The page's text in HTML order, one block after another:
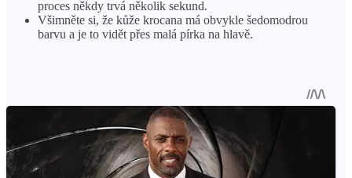
proces někdy trvá několik sekund.
Všimněte si, že kůže krocana má obvykle šedomodrou
barvu a je to vidět přes malá pírka na hlavě.